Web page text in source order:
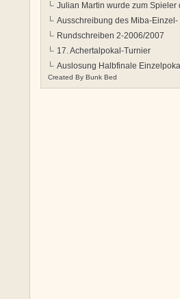
Julian Martin wurde zum
Ausschreibung des Miba-
Rundschreiben 2-2006/2007
17. Achertalpokal-Turnier
Auslosung Halbfinale
Created By Bunk Bed